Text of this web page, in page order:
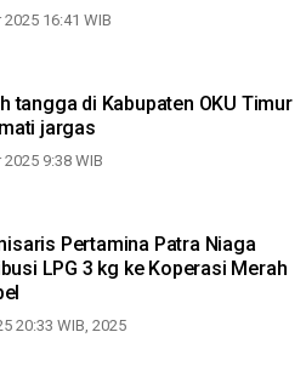
16:41 WIB
tangga di Kabupaten OKU Timur
jargas
9:38 WIB
Pertamina Patra Niaga
LPG 3 kg ke Koperasi Merah
20:33 WIB, 2025